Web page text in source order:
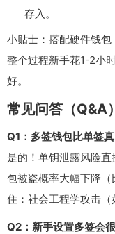
存入。
小贴士：搭配硬件钱
整个过程新手花1-2小
好。
常见问答（Q&A）
Q1：多签钱包比单签
是的！单钥泄露风险
包被盗概率大幅下降
住：社会工程学攻击（
Q2：新手设置多签会